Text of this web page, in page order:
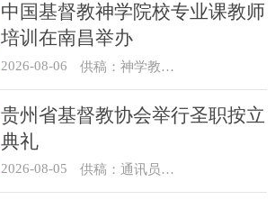
中国基督教神学院校专业课教师
培训在南昌举办
2026-08-06 供稿：神学教育部
贵州省基督教协会举行圣职按立
典礼
2026-08-05 供稿：通讯员 杨菁